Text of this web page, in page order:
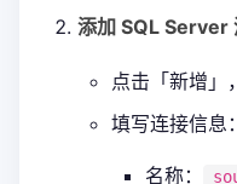
添加 SQL Server
点击「新增」
填写连接信息：
名称：